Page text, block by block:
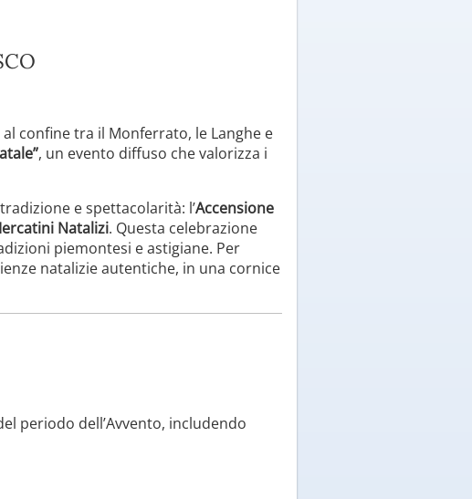
confine tra il Monferrato, le Langhe e
, un evento diffuso che valorizza i
e spettacolarità: l’Accensione
Natalizi. Questa celebrazione
piemontesi e astigiane. Per
natalizie autentiche, in una cornice
periodo dell’Avvento, includendo